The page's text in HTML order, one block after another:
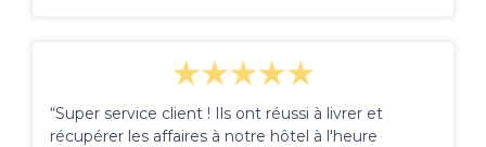
“Super service client ! Ils ont réussi à livrer et
récupérer les affaires à notre hôtel à l'heure